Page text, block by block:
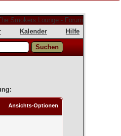
Kalender Hilfe
Ansichts-Optionen